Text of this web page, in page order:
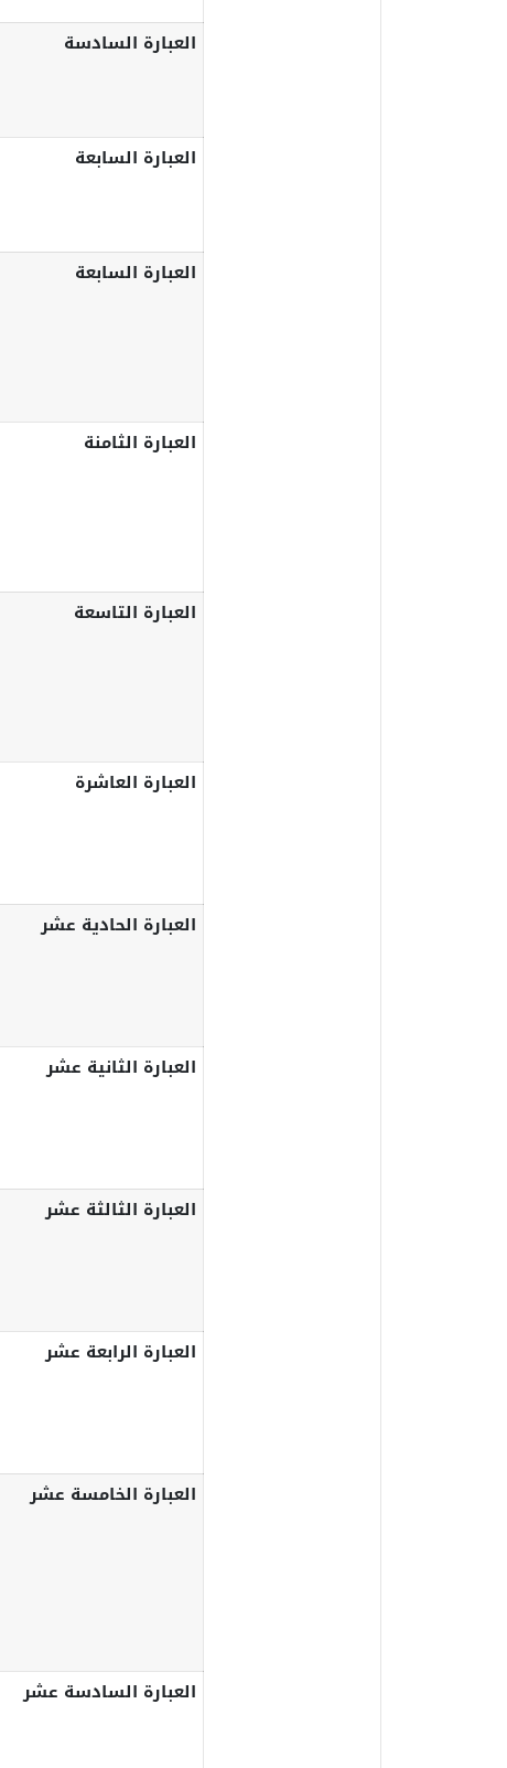
العبارة السادسة
العبارة السابعة
العبارة السابعة
العبارة الثامنة
العبارة التاسعة
العبارة العاشرة
العبارة الحادية عشر
العبارة الثانية عشر
العبارة الثالثة عشر
العبارة الرابعة عشر
العبارة الخامسة عشر
العبارة السادسة عشر